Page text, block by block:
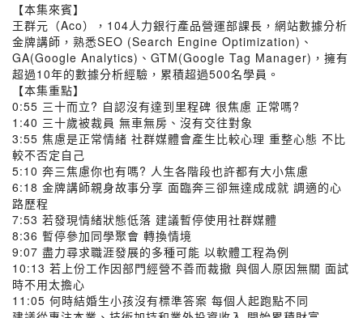
【本集來賓】
王群元（Aco），104人力銀行產品營運部課長，網站數據分析
金牌講師，熟悉SEO (Search Engine Optimization)、
GA(Google Analytics)、GTM(Google Tag Manager)，擁有
超過10年的數據分析經驗，累積超過500名學員。
【本集重點】
0:55 三十而立? 自認沒有達到里程碑 很焦慮 正常嗎?
1:40 三十歲被裁員 無車無房、沒有交往對象
3:55 焦慮是正常情緒 社群媒體會產生比較心理 重整心態 不比
較不否定自己
5:10 奔三焦慮你也有嗎? 人生各階段也許都有大小焦慮
6:18 金牌講師親身故事分享 面臨奔三卻無達成成就 調適的心
路歷程
7:53 若發現情緒狀態低落 建議暫停使用社群媒體
8:36 暫停參加同學聚會 轉換情境
9:07 盡力尋求職涯發展的多種可能 以軟體工程為例
10:13 若上份工作因部門經營不善而裁撤 與個人原因無關 面試
時不用太擔心
11:05 何時結婚生小孩沒有標準答案 每個人起跑點不同